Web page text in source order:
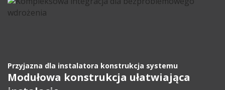
Przyjazna dla instalatora konstrukcja systemu
Modułowa konstrukcja ułatwiająca